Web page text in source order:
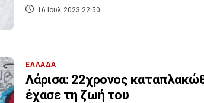
16 Ιουλ 2023 22:50
ΕΛΛΑΔΑ
Λάρισα: 22χρονος
έχασε τη ζωή του